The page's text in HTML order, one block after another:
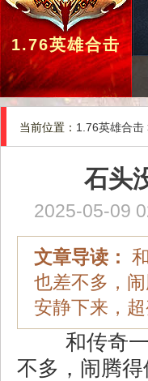
1.76英雄合击
当前位置： 1.76英雄合击
石头
2025-05-09
文章导读：
也差不多，
安静下来，
和传奇一
不多，闹腾